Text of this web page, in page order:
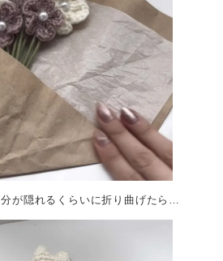
が隠れるくらいに折り曲げたら…